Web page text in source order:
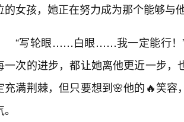
的女孩，她正在努力成为那个能够与
“写轮眼……白眼……我一定能行！
一次的进步，都让她离他更近一步
充满荆棘，但只要想到🌸他的🔥笑